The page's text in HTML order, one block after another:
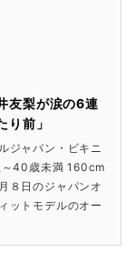
友梨が涙の6連
り前」
ジャパン・ビキニ
～40歳未満 160cm
８日のジャパンオ
ットモデルのオー